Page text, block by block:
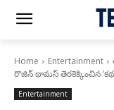
Home Entertainment
రొజిన్ థామస్ తెరకెక్కించిన
Entertainment